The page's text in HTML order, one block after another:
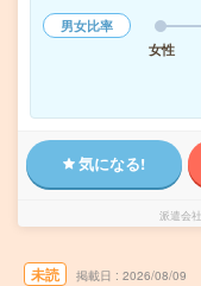
男女比率
女性
気になる!
派遣会社
未読 掲載日 2026/08/09